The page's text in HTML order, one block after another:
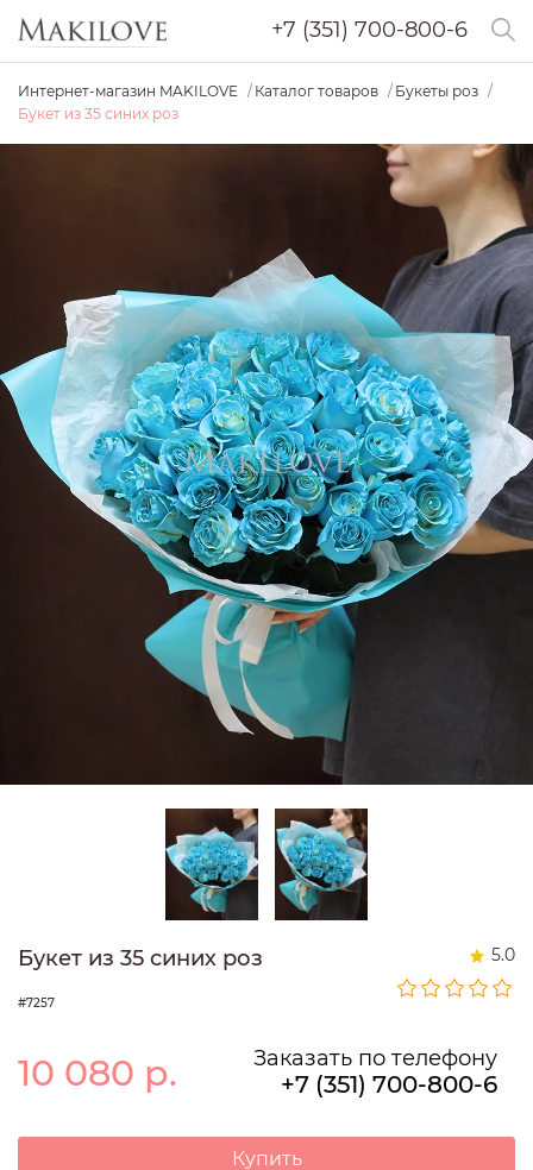
+7 (351) 700-800-6
Интернет-магазин MAKILOVE Каталог товаров
Букеты роз
Букет из 35 синих роз
Букет из 35 синих роз 5.0
#7257
10 080 р. Заказать по телефону
+7 (351) 700-800-6
Купить